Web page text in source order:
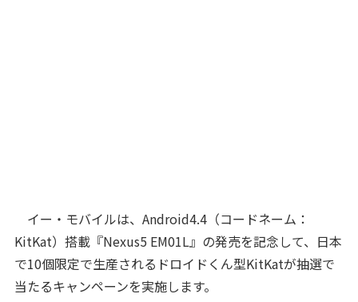
イー・モバイルは、Android4.4（コードネーム：
KitKat）搭載『Nexus5 EM01L』の発売を記念して、日本
で10個限定で生産されるドロイドくん型KitKatが抽選で
当たるキャンペーンを実施します。